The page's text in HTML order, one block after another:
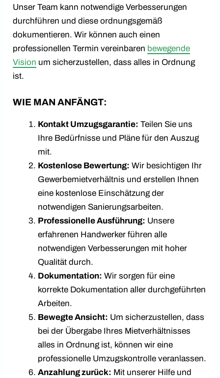
Unser Team kann notwendige Verbesserungen
durchführen und diese ordnungsgemäß
dokumentieren. Wir können auch einen
professionellen Termin vereinbaren bewegende
Vision um sicherzustellen, dass alles in Ordnung
ist.
WIE MAN ANFÄNGT:
Kontakt Umzugsgarantie: Teilen Sie uns
Ihre Bedürfnisse und Pläne für den Auszug
mit.
Kostenlose Bewertung: Wir besichtigen Ihr
Gewerbemietverhältnis und erstellen Ihnen
eine kostenlose Einschätzung der
notwendigen Sanierungsarbeiten.
Professionelle Ausführung: Unsere
erfahrenen Handwerker führen alle
notwendigen Verbesserungen mit hoher
Qualität durch.
Dokumentation: Wir sorgen für eine
korrekte Dokumentation aller durchgeführten
Arbeiten.
Bewegte Ansicht: Um sicherzustellen, dass
bei der Übergabe Ihres Mietverhältnisses
alles in Ordnung ist, können wir eine
professionelle Umzugskontrolle veranlassen.
Anzahlung zurück: Mit unserer Hilfe und